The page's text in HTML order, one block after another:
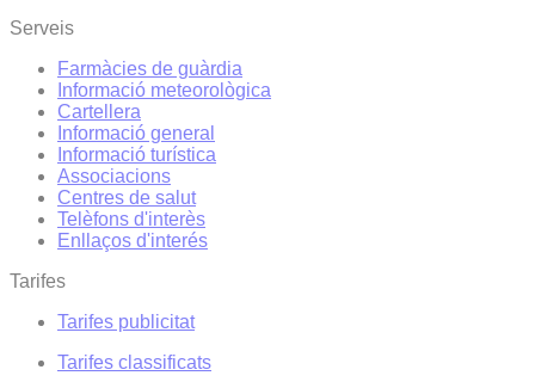
Serveis
Farmàcies de guàrdia
Informació meteorològica
Cartellera
Informació general
Informació turística
Associacions
Centres de salut
Telèfons d'interès
Enllaços d'interés
Tarifes
Tarifes publicitat
Tarifes classificats